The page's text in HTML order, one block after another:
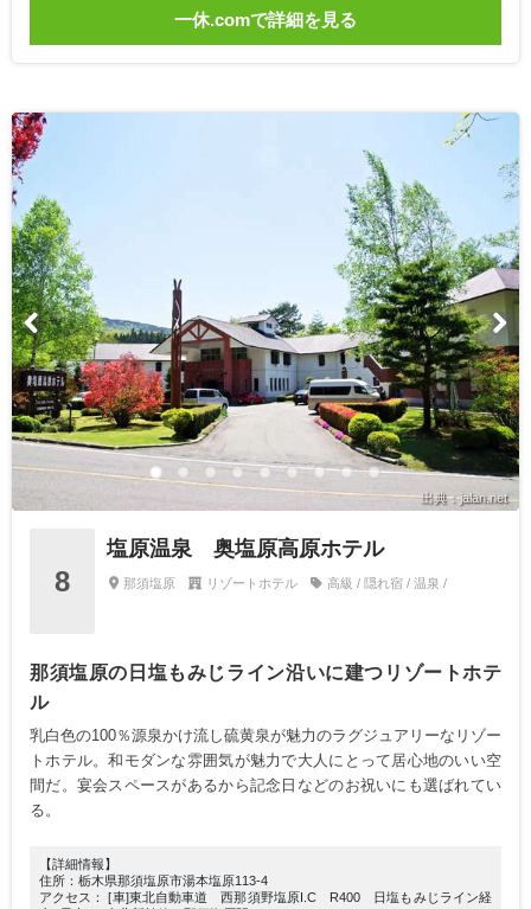
一休.comで詳細を見る
出典：jalan.net
8
塩原温泉 奥塩原高原ホテル
那須塩原 リゾートホテル 高級 / 隠れ宿 / 温泉 /
那須塩原の日塩もみじライン沿いに建つリゾートホテ
ル
乳白色の100％源泉かけ流し硫黄泉が魅力のラグジュアリーなリゾー
トホテル。和モダンな雰囲気が魅力で大人にとって居心地のいい空
間だ。宴会スペースがあるから記念日などのお祝いにも選ばれてい
る。
【詳細情報】
住所：栃木県那須塩原市湯本塩原113-4
アクセス： [車]東北自動車道 西那須野塩原I.C R400 日塩もみじライン経